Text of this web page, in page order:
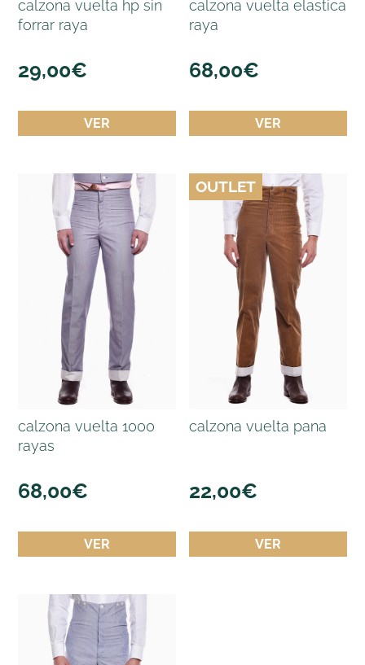
calzona vuelta hp sin
forrar raya
29,00€
VER
calzona vuelta elastica
raya
68,00€
VER
calzona vuelta 1000
rayas
68,00€
VER
OUTLET
calzona vuelta pana
22,00€
VER